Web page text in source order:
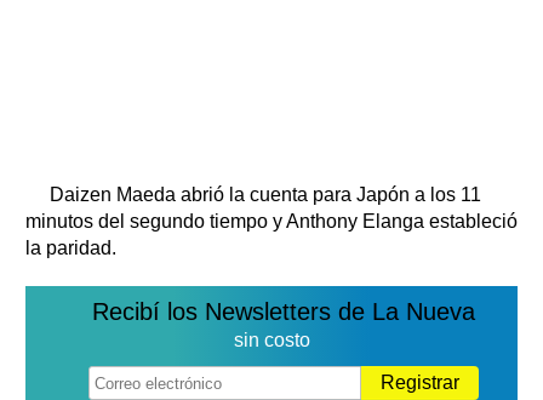
Daizen Maeda abrió la cuenta para Japón a los 11
minutos del segundo tiempo y Anthony Elanga estableció
la paridad.
Recibí los Newsletters de La Nueva
sin costo
Registrar